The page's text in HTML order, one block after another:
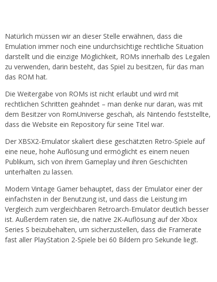
Natürlich müssen wir an dieser Stelle erwähnen, dass die
Emulation immer noch eine undurchsichtige rechtliche Situation
darstellt und die einzige Möglichkeit, ROMs innerhalb des Legalen
zu verwenden, darin besteht, das Spiel zu besitzen, für das man
das ROM hat.
Die Weitergabe von ROMs ist nicht erlaubt und wird mit
rechtlichen Schritten geahndet – man denke nur daran, was mit
dem Besitzer von RomUniverse geschah, als Nintendo feststellte,
dass die Website ein Repository für seine Titel war.
Der XBSX2-Emulator skaliert diese geschätzten Retro-Spiele auf
eine neue, hohe Auflösung und ermöglicht es einem neuen
Publikum, sich von ihrem Gameplay und ihren Geschichten
unterhalten zu lassen.
Modern Vintage Gamer behauptet, dass der Emulator einer der
einfachsten in der Benutzung ist, und dass die Leistung im
Vergleich zum vergleichbaren Retroarch-Emulator deutlich besser
ist. Außerdem raten sie, die native 2K-Auflösung auf der Xbox
Series S beizubehalten, um sicherzustellen, dass die Framerate
fast aller PlayStation 2-Spiele bei 60 Bildern pro Sekunde liegt.